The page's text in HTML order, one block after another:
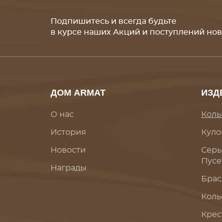
Подпишитесь и всегда будьте
в курсе наших Акций и поступлений
ДОМ ARMAT
О нас
История
Новости
Награды